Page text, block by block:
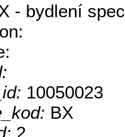
- bydlení
10050023
BX
2